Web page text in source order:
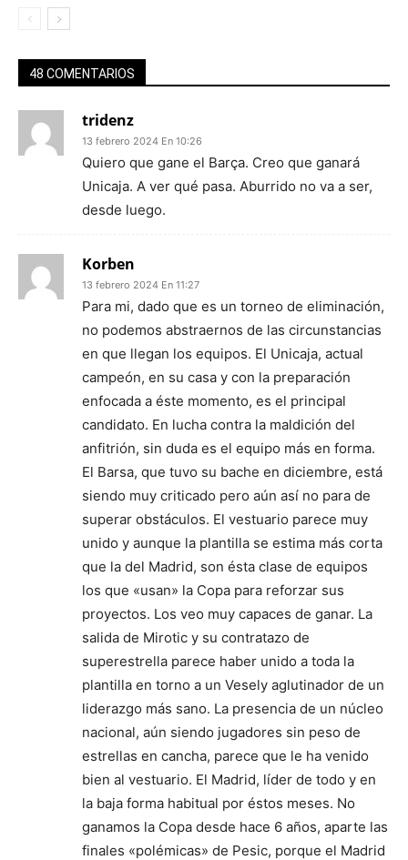
48 COMENTARIOS
tridenz
13 febrero 2024 En 10:26
Quiero que gane el Barça. Creo que ganará
Unicaja. A ver qué pasa. Aburrido no va a ser,
desde luego.
Korben
13 febrero 2024 En 11:27
Para mi, dado que es un torneo de eliminación,
no podemos abstraernos de las circunstancias
en que llegan los equipos. El Unicaja, actual
campeón, en su casa y con la preparación
enfocada a éste momento, es el principal
candidato. En lucha contra la maldición del
anfitrión, sin duda es el equipo más en forma.
El Barsa, que tuvo su bache en diciembre, está
siendo muy criticado pero aún así no para de
superar obstáculos. El vestuario parece muy
unido y aunque la plantilla se estima más corta
que la del Madrid, son ésta clase de equipos
los que «usan» la Copa para reforzar sus
proyectos. Los veo muy capaces de ganar. La
salida de Mirotic y su contratazo de
superestrella parece haber unido a toda la
plantilla en torno a un Vesely aglutinador de un
liderazgo más sano. La presencia de un núcleo
nacional, aún siendo jugadores sin peso de
estrellas en cancha, parece que le ha venido
bien al vestuario. El Madrid, líder de todo y en
la baja forma habitual por éstos meses. No
ganamos la Copa desde hace 6 años, aparte las
finales «polémicas» de Pesic, porque el Madrid